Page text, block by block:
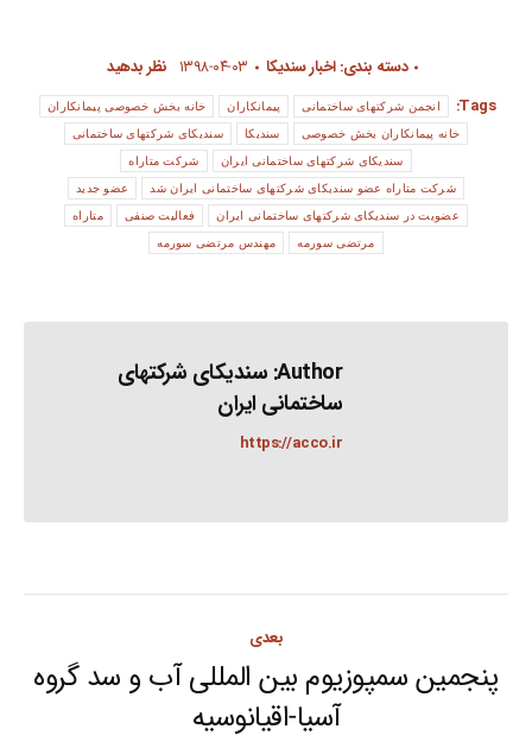
دسته بندی:اخبار سندیکا ۱۳۹۸-۰۴-۰۳ نظر بدهید
Tags:
انجمن شرکتهای ساختمانی پیمانکاران خانه بخش خصوصی پیمانکاران
خانه پیمانکاران بخش خصوصی سندیکا سندیکای شرکتهای ساختمانی
سندیکای شرکتهای ساختمانی ایران شرکت متاراه
شرکت متاراه عضو سندیکای شرکتهای ساختمانی ایران شد عضو جدید
عضویت در سندیکای شرکتهای ساختمانی ایران فعالیت صنفی متاراه
مرتضی سورمه مهندس مرتضی سورمه
Author: سندیکای شرکتهای
ساختمانی ایران
https://acco.ir
navigation
بعدی
Next
post:
پنجمین سمپوزیوم بین المللی آب و سد گروه
آسیا-اقیانوسیه